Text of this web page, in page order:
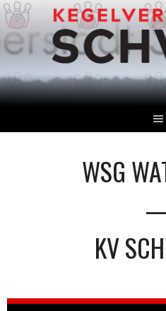
Springe
zum
Inhalt
WSG
KV